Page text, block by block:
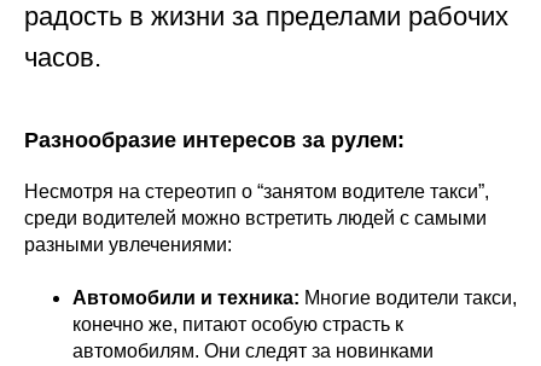
радость в жизни за пределами рабочих
часов.
Разнообразие интересов за рулем:
Несмотря на стереотип о “занятом водителе такси”,
среди водителей можно встретить людей с самыми
разными увлечениями:
Автомобили и техника: Многие водители такси,
конечно же, питают особую страсть к
автомобилям. Они следят за новинками